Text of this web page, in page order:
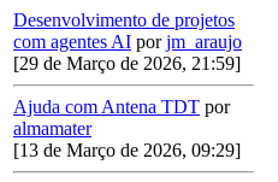
Desenvolvimento de projetos
com agentes AI porjm_araujo
[29 de Março de 2026, 21:59]
Ajuda com Antena TDT por
almamater
[13 de Março de 2026, 09:29]